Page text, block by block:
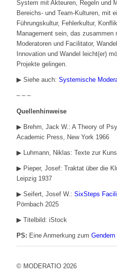
System mit Akteuren, Regeln und
Bereichs- und Team-Kulturen, mit
Führungskultur, Fehlerkultur,
Management sein, das zusammen
Moderatoren und Facilitator,
Innovation und Wandel leicht(er)
Projekte gelingen.
▶︎ Siehe auch: Systemische
– – –
Quellenhinweise
▶︎ Brehm, Jack W.: A Theory of
Academic Press, New York 1966
▶︎ Luhmann, Niklas: Texte zur
▶︎ Pieper, Josef: Traktat über die
Leipzig 1937
▶︎ Seifert, Josef W.: SixSteps
Pörnbach 2025
▶︎ Titelbild: iStock
PS: Eine Anmerkung zum Gendern
© MODERATIO 2026